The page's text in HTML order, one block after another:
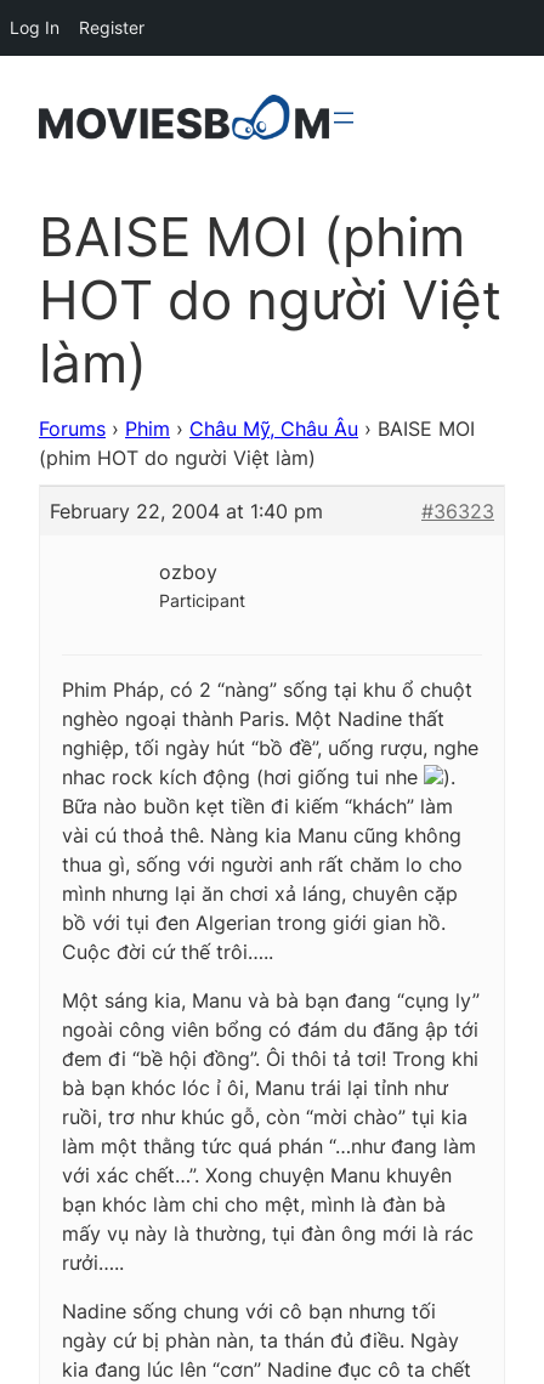
BAISE MOI (phim
HOT do người Việt
làm)
Forums › Phim › Châu Mỹ, Châu Âu › BAISE MOI
(phim HOT do người Việt làm)
February 22, 2004 at 1:40 pm #36323
ozboy
Participant
Phim Pháp, có 2 “nàng” sống tại khu ổ chuột
nghèo ngoại thành Paris. Một Nadine thất
nghiệp, tối ngày hút “bồ đề”, uống rượu, nghe
nhac rock kích động (hơi giống tui nhe
).
Bữa nào buồn kẹt tiền đi kiếm “khách” làm
vài cú thoả thê. Nàng kia Manu cũng không
thua gì, sống với người anh rất chăm lo cho
mình nhưng lại ăn chơi xả láng, chuyên cặp
bồ với tụi đen Algerian trong giới gian hồ.
Cuộc đời cứ thế trôi…..
Một sáng kia, Manu và bà bạn đang “cụng ly”
ngoài công viên bổng có đám du đãng ập tới
đem đi “bề hội đồng”. Ôi thôi tả tơi! Trong khi
bà bạn khóc lóc ỉ ôi, Manu trái lại tỉnh như
ruồi, trơ như khúc gỗ, còn “mời chào” tụi kia
làm một thằng tức quá phán “…như đang làm
với xác chết…”. Xong chuyện Manu khuyên
bạn khóc làm chi cho mệt, mình là đàn bà
mấy vụ này là thường, tụi đàn ông mới là rác
rưởi…..
Nadine sống chung với cô bạn nhưng tối
ngày cứ bị phàn nàn, ta thán đủ điều. Ngày
kia đang lúc lên “cơn” Nadine đục cô ta chết
Log In Register